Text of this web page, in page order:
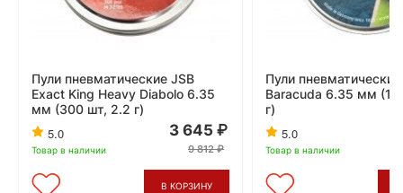
Пули пневматические JSB
Exact King Heavy Diabolo 6.35
мм (300 шт, 2.2 г)
5.0
Товар в наличии
3 645
9 812
В КОРЗИНУ
Пули пневматические
Baracuda 6.35 мм
г)
5.0
Товар в наличии